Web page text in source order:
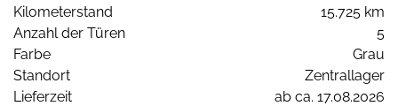
Kilometerstand
15.725 km
Anzahl der Türen
5
Farbe
Grau
Standort
Zentrallager
Lieferzeit
ab ca. 17.08.2026